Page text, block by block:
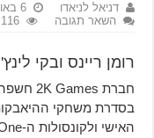
דניאל לניאדו 6 באוגוסט 2019
השאר תגובה
116 צפיות
רומן ריינס ובקי
בסדרת משחקי